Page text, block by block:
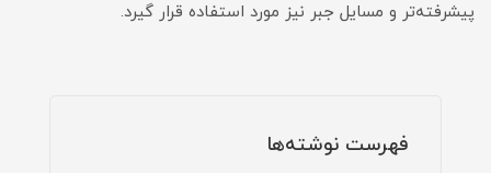
پیشرفته‌تر و مسایل جبر نیز مورد استفاده قرار گیرد.
فهرست نوشته‌ها